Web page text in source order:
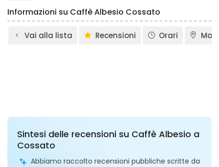
Informazioni su Caffè Albesio Cossato
Vai alla lista Recensioni Orari
Sintesi delle recensioni su Caffè Albesio a
Cossato
Abbiamo raccolto recensioni pubbliche scritte da